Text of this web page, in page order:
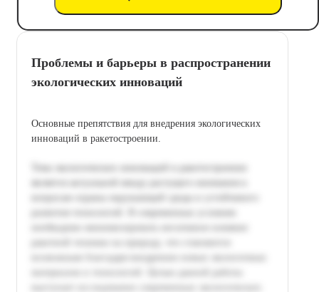
Проблемы и барьеры в распространении
экологических инноваций
Основные препятствия для внедрения экологических
инноваций в ракетостроении.